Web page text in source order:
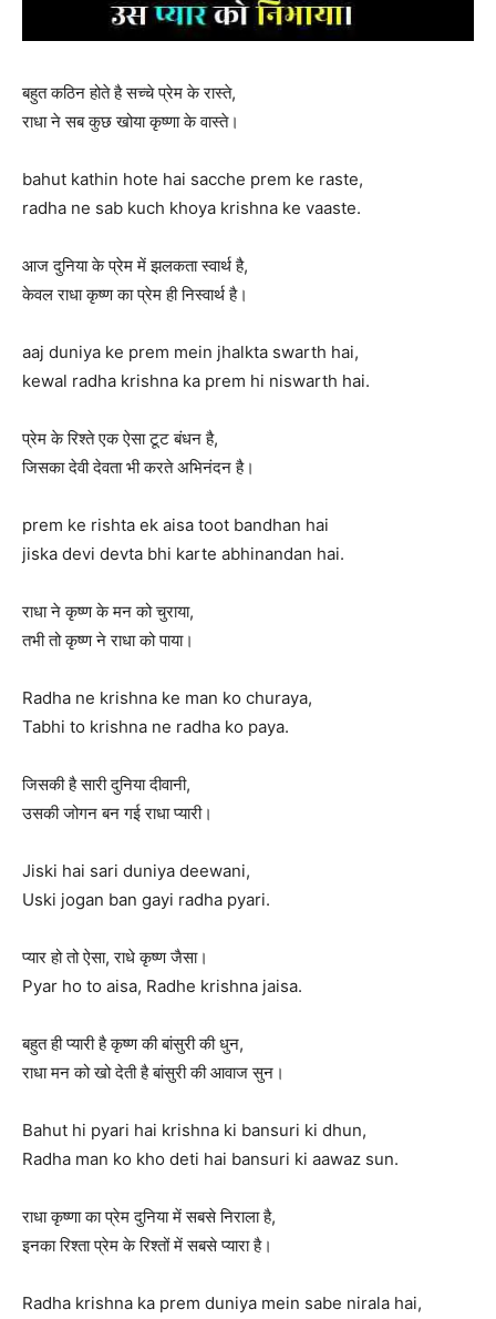
बहुत कठिन होते है सच्चे प्रेम के रास्ते,
राधा ने सब कुछ खोया कृष्णा के वास्ते।
bahut kathin hote hai sacche prem ke raste,
radha ne sab kuch khoya krishna ke vaaste.
आज दुनिया के प्रेम में झलकता स्वार्थ है,
केवल राधा कृष्ण का प्रेम ही निस्वार्थ है।
aaj duniya ke prem mein jhalkta swarth hai,
kewal radha krishna ka prem hi niswarth hai.
प्रेम के रिश्ते एक ऐसा टूट बंधन है,
जिसका देवी देवता भी करते अभिनंदन है।
prem ke rishta ek aisa toot bandhan hai
jiska devi devta bhi karte abhinandan hai.
राधा ने कृष्ण के मन को चुराया,
तभी तो कृष्ण ने राधा को पाया।
Radha ne krishna ke man ko churaya,
Tabhi to krishna ne radha ko paya.
जिसकी है सारी दुनिया दीवानी,
उसकी जोगन बन गई राधा प्यारी।
Jiski hai sari duniya deewani,
Uski jogan ban gayi radha pyari.
प्यार हो तो ऐसा, राधे कृष्ण जैसा।
Pyar ho to aisa, Radhe krishna jaisa.
बहुत ही प्यारी है कृष्ण की बांसुरी की धुन,
राधा मन को खो देती है बांसुरी की आवाज सुन।
Bahut hi pyari hai krishna ki bansuri ki dhun,
Radha man ko kho deti hai bansuri ki aawaz sun.
राधा कृष्णा का प्रेम दुनिया में सबसे निराला है,
इनका रिश्ता प्रेम के रिश्तों में सबसे प्यारा है।
Radha krishna ka prem duniya mein sabe nirala hai,